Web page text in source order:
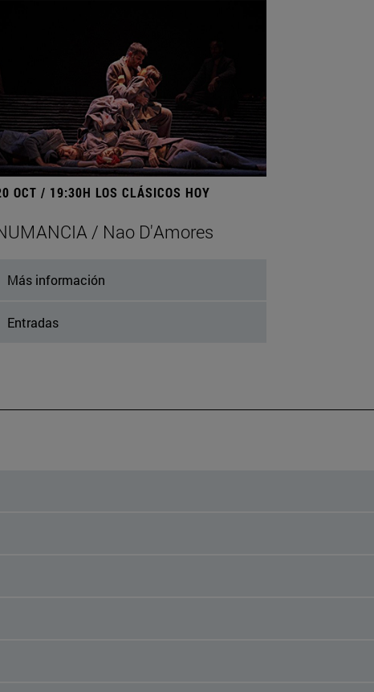
OCT / 19:30H LOS CLÁSICOS HOY
/ Nao D'Amores
Más información
Entradas